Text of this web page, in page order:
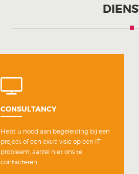
CONSULTANCY
Hebt u nood aan begeleiding bij een
project of een extra visie op een IT
probleem, aarzel niet ons te
contacteren.